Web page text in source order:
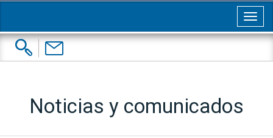
Buscar:
Contáctenos
Noticias y comunicados